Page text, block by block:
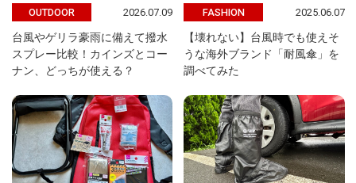
OUTDOOR 2026.07.09
台風やゲリラ豪雨に備えて撥水
スプレー比較！カインズとコー
ナン、どっちが使える？
FASHION 2025.06.07
【壊れない】台風時でも使えそ
うな海外ブランド「耐風傘」を
調べてみた